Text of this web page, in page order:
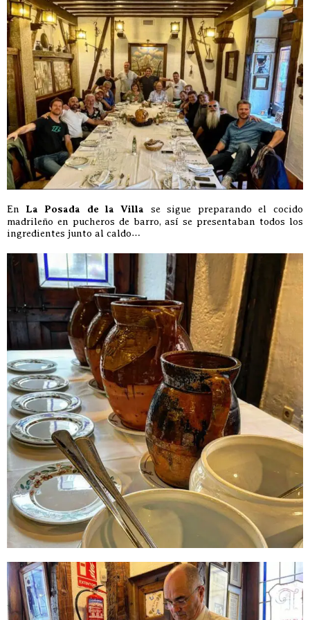
En La Posada de la Villa se sigue preparando el cocido
madrileño en pucheros de barro, así se presentaban todos los
ingredientes junto al caldo…